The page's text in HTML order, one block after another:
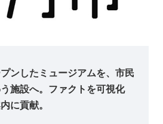
ンしたミュージアムを、市民
施設へ。ファクトを可視化
に貢献。